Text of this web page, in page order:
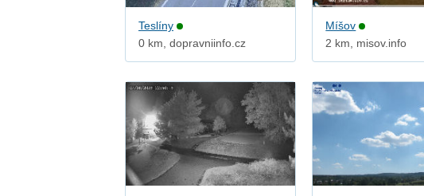
Teslíny
0 km, dopravniinfo.cz
Míšov
2 km, misov.info